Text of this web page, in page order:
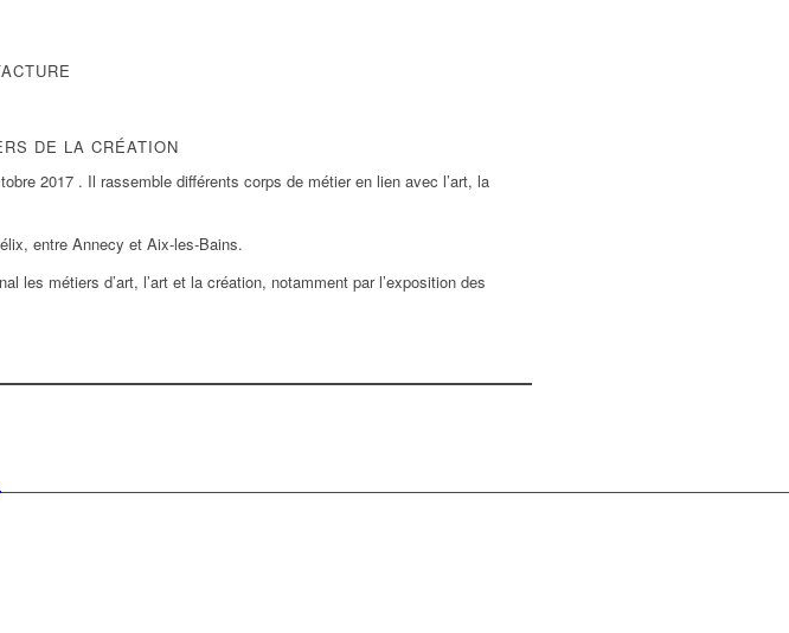
DE LA CRÉATION
2017 . Il rassemble différents corps de métier en lien avec l’art, la
entre Annecy et Aix-les-Bains.
les métiers d’art, l’art et la création, notamment par l’exposition des